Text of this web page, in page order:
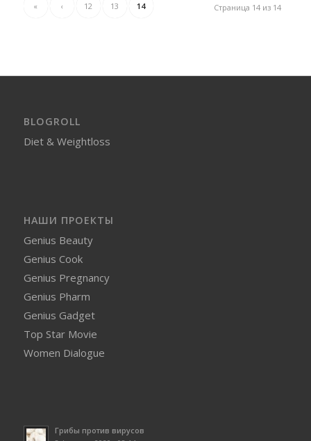
Страница 14 из 14
« ‹ 12 13 14
BLOGROLL
Diet & Weightloss
НАШИ ПРОЕКТЫ
Genius Beauty
Genius Cook
Genius Pregnancy
Genius Pharm
Genius Gadget
Top Star Movie
Women Dialogue
Грибы против вирусов